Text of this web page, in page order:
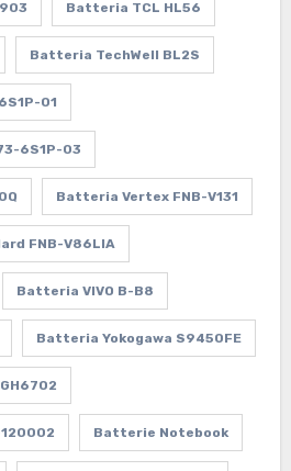
Batteria TCL HL56
Batteria TechWell BL2S
01
6S1P-03
Batteria Vertex FNB-V131
FNB-V86LIA
Batteria VIVO B-B8
Batteria Yokogawa S9450FE
Batterie Notebook